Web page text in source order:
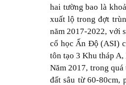
hai tường bao là
xuất lộ trong đợt
năm 2017-2022, với
cổ học Ấn Độ (ASI)
tôn tạo 3 Khu tháp
Năm 2017, trong
đất sâu từ 60-80cm,